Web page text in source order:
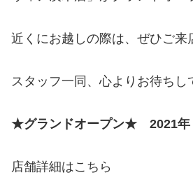
近くにお越しの際は、ぜひご来
スタッフ一同、心よりお待ちし
★グランドオープン★ 2021
店舗詳細はこちら